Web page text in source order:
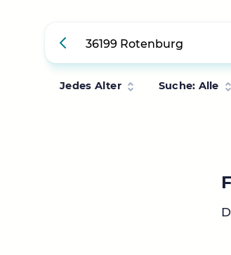
Jedes Alter Suche: Alle